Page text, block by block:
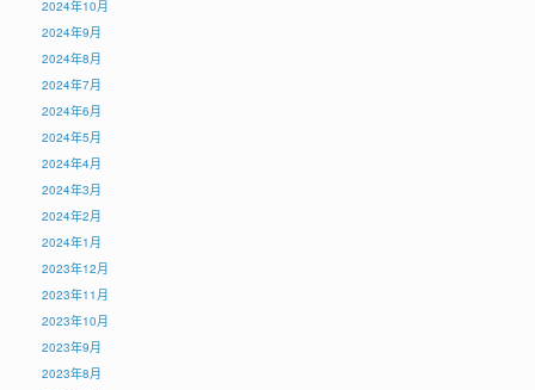
2024年10月
2024年9月
2024年8月
2024年7月
2024年6月
2024年5月
2024年4月
2024年3月
2024年2月
2024年1月
2023年12月
2023年11月
2023年10月
2023年9月
2023年8月